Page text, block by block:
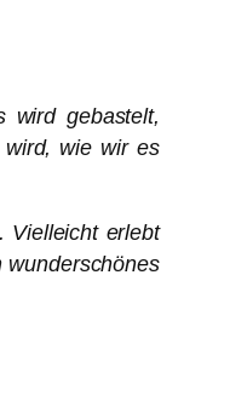
wird gebastelt,
wie wir es
Vielleicht erlebt